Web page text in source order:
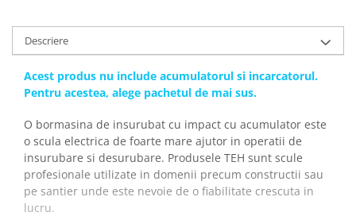
Descriere
Acest produs nu include acumulatorul si incarcatorul.
Pentru acestea, alege pachetul de mai sus.
O bormasina de insurubat cu impact cu acumulator este
o scula electrica de foarte mare ajutor in operatii de
insurubare si desurubare. Produsele TEH sunt scule
profesionale utilizate in domenii precum constructii sau
pe santier unde este nevoie de o fiabilitate crescuta in
lucru.